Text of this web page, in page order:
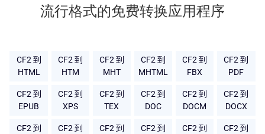
流行格式的免费转换应用程序
CF2 到
HTML
CF2 到
HTM
CF2 到
MHT
CF2 到
MHTML
CF2 到
FBX
CF2 到
PDF
CF2 到
EPUB
CF2 到
XPS
CF2 到
TEX
CF2 到
DOC
CF2 到
DOCM
CF2 到
DOCX
CF2 到
CF2 到
CF2 到
CF2 到
CF2 到
CF2 到